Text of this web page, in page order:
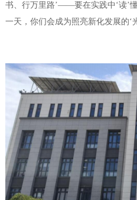
书、行万里路’——要在实践中‘读’
一天，你们会成为照亮新化发展的‘